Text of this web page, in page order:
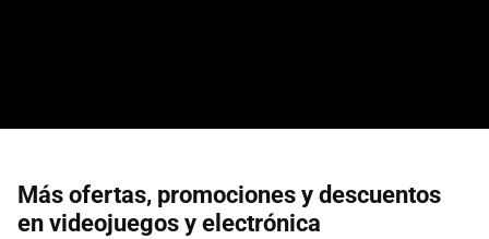
Más ofertas, promociones y descuentos
en videojuegos y electrónica